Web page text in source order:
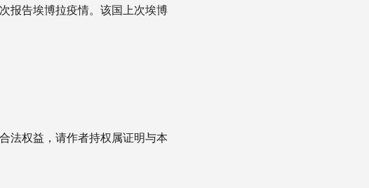
告埃博拉疫情。该国上次埃博
法权益，请作者持权属证明与本